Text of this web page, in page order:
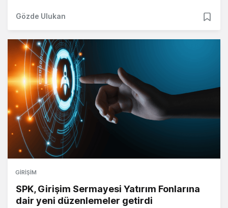
Gözde Ulukan
GIRIŞIM
SPK, Girişim Sermayesi Yatırım Fonlarına
dair yeni düzenlemeler getirdi